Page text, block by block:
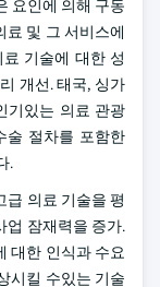
요인에 의해 구동
료 및 그 서비스에
기술에 대한 성
개선. 태국, 싱가
기있는 의료 관광
술 절차를 포함한
.
급 의료 기술을 평
업 잠재력을 증가.
대한 인식과 수요
시킬 수있는 기술